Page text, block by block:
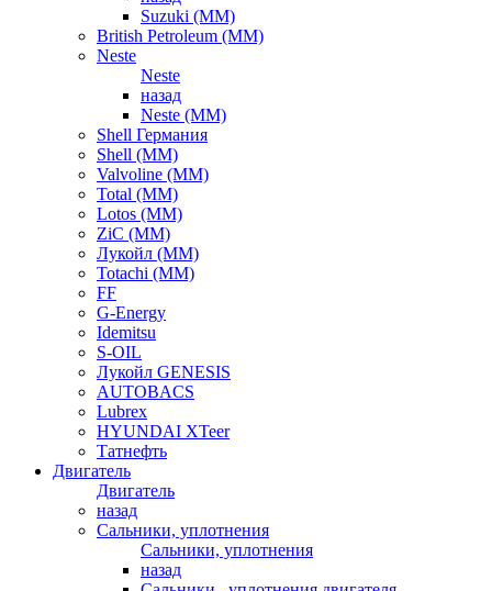
Suzuki (ММ)
British Petroleum (ММ)
Neste
Neste
назад
Neste (ММ)
Shell Германия
Shell (ММ)
Valvoline (ММ)
Total (ММ)
Lotos (ММ)
ZiC (ММ)
Лукойл (ММ)
Totachi (MM)
FF
G-Energy
Idemitsu
S-OIL
Лукойл GENESIS
AUTOBACS
Lubrex
HYUNDAI XTeer
Татнефть
Двигатель
Двигатель
назад
Сальники, уплотнения
Сальники, уплотнения
назад